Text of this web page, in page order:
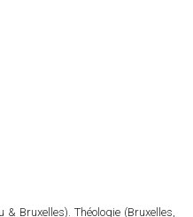
Bruxelles). Théologie (Bruxelles,